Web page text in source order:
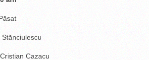
Cazacu